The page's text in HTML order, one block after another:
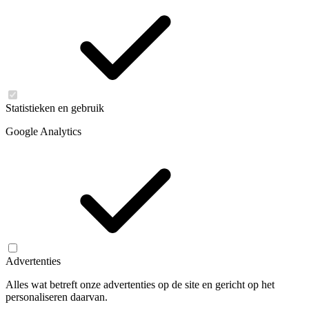
Statistieken en gebruik
Google Analytics
Advertenties
Alles wat betreft onze advertenties op de site en gericht op het
personaliseren daarvan.